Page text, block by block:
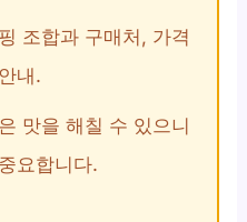
조합과 구매처, 가격
내.
맛을 해칠 수 있으니
요합니다.